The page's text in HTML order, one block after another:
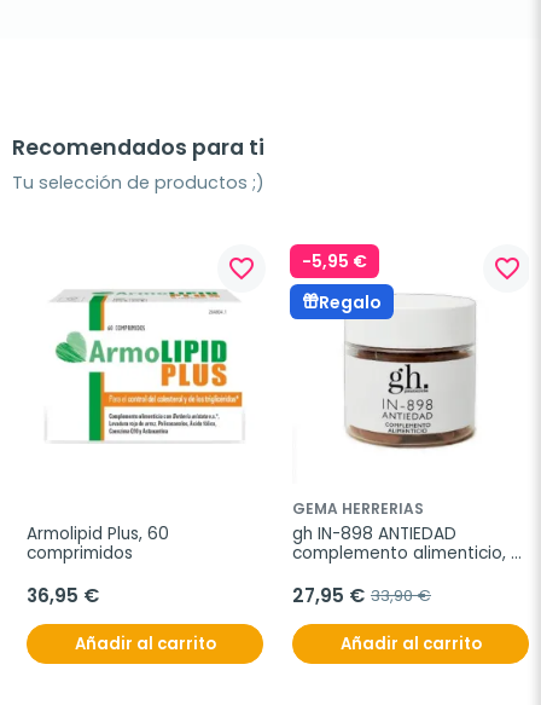
Recomendados para ti
Tu selección de productos ;)
favorite_border
Armolipid Plus, 60
comprimidos
36,95 €
Añadir al carrito
-5,95 €
Regalo
favorite_border
GEMA HERRERIAS
gh IN-898 ANTIEDAD
complemento alimenticio,
27,95 € 33,90 €
Añadir al carrito